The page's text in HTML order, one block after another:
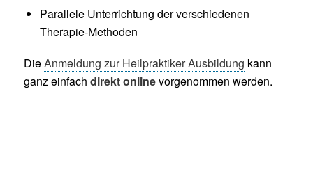
Parallele Unterrichtung der verschiedenen
Therapie-Methoden
DieAnmeldung zur Heilpraktiker Ausbildung kann
ganz einfach direkt onlinevorgenommen werden.